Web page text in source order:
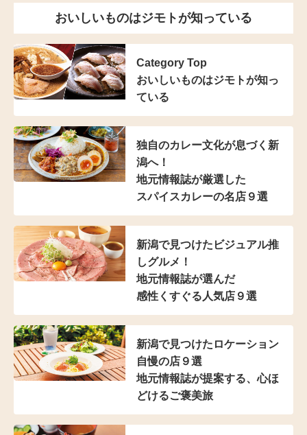
おいしいものはジモトが知っている
Category Top
おいしいものはジモトが知っ
ている
独自のカレー文化が息づく新
潟へ！
地元情報誌が厳選した
スパイスカレーの名店９選
新潟で見つけた ビジュアル推
しグルメ！
地元情報誌が選んだ
感性くすぐる人気店９選
新潟で見つけた ロケーション
自慢の店９選
地元情報誌が提案する、心ほ
どけるご褒美旅